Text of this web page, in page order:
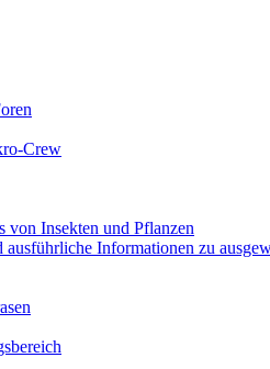
Crew
von Insekten und Pflanzen
Informationen zu